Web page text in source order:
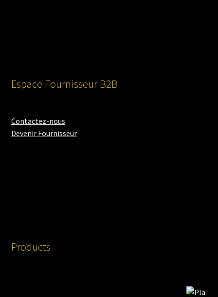
Espace Fournisseur B2B
Contactez-nous
Devenir Fournisseur
Products